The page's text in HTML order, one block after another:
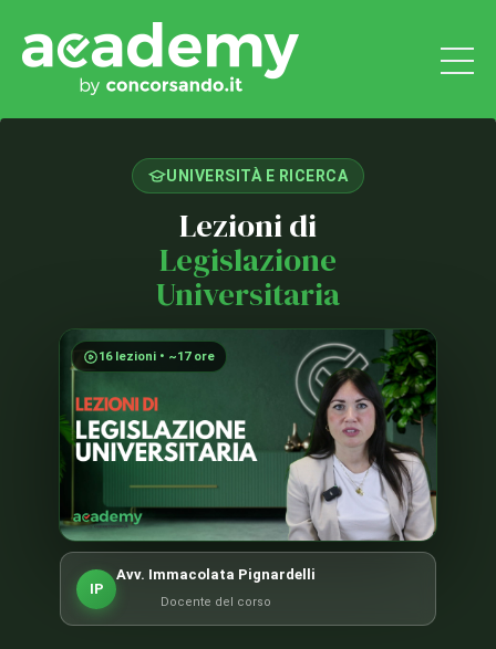
UNIVERSITÀ E RICERCA
Lezioni di
Legislazione
Universitaria
16 lezioni • ~17 ore
IP
Avv. Immacolata Pignardelli
Docente del corso